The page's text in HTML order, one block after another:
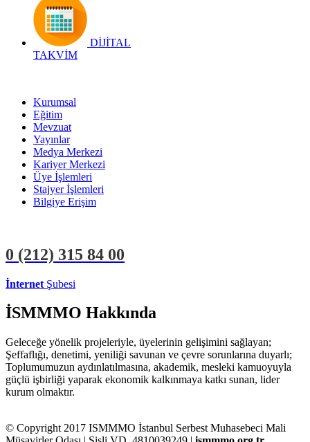
DİJİTAL
TAKVİM
Kurumsal
Eğitim
Mevzuat
Yayınlar
Medya Merkezi
Kariyer Merkezi
Üye İşlemleri
Stajyer İşlemleri
Bilgiye Erişim
0 (212) 315 84 00
İnternet Şubesi
İSMMMO Hakkında
Geleceğe yönelik projeleriyle, üyelerinin gelişimini sağlayan;
Şeffaflığı, denetimi, yeniliği savunan ve çevre sorunlarına duyarlı;
Toplumumuzun aydınlatılmasına, akademik, mesleki kamuoyuyla
güçlü işbirliği yaparak ekonomik kalkınmaya katkı sunan, lider
kurum olmaktır.
© Copyright 2017 ISMMMO İstanbul Serbest Muhasebeci Mali